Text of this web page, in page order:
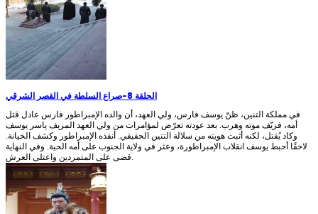
الحلقة 8 -صراع السلطة في القصر الشرقي
في مملكة التنين، ظنّ يوسف فارس، ولي العهد، أن والده الإمبراطور فارس عادل قتل
أمه، فزيّف موته وهرب. بعد عودته تعرّض لمؤامرات من ولي العهد المزيف ياسر يوسف
وكاد يُقتل، لكنه أثبت هويته من سلالة التنين الحقيقي. أنقذه الإمبراطور وكشف الخيانة.
لاحقًا أحبط يوسف انقلاب الإمبراطورة، وعثر في ولاية الجنوب على أمه الحية. وفي النهاية
قضى على المتمردين واعتلى العرش.